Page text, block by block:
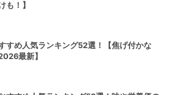
も！】
すめ人気ランキング52選！【焦げ付かな
最新】